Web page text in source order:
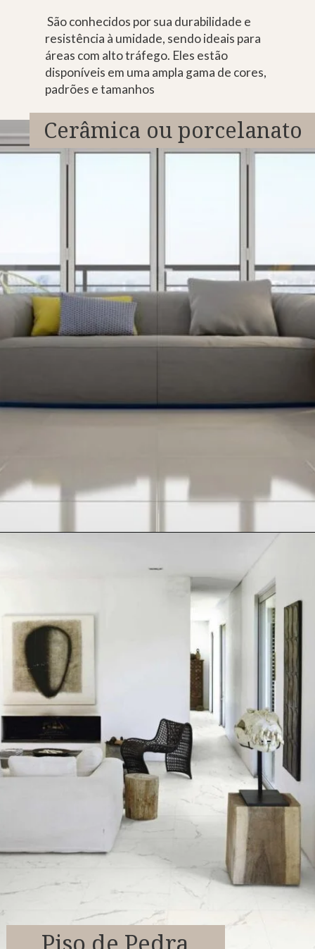
São conhecidos por sua durabilidade e
resistência à umidade, sendo ideais para
áreas com alto tráfego. Eles estão
disponíveis em uma ampla gama de cores,
padrões e tamanhos
Cerâmica ou porcelanato